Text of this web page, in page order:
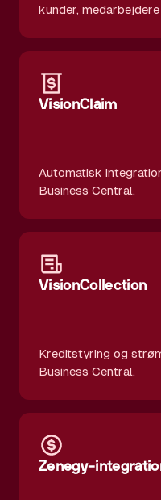
kunder,
VisionClaim
Automatisk
Business Central.
VisionCollection
Kreditstyring og
Business Central.
Zenegy-